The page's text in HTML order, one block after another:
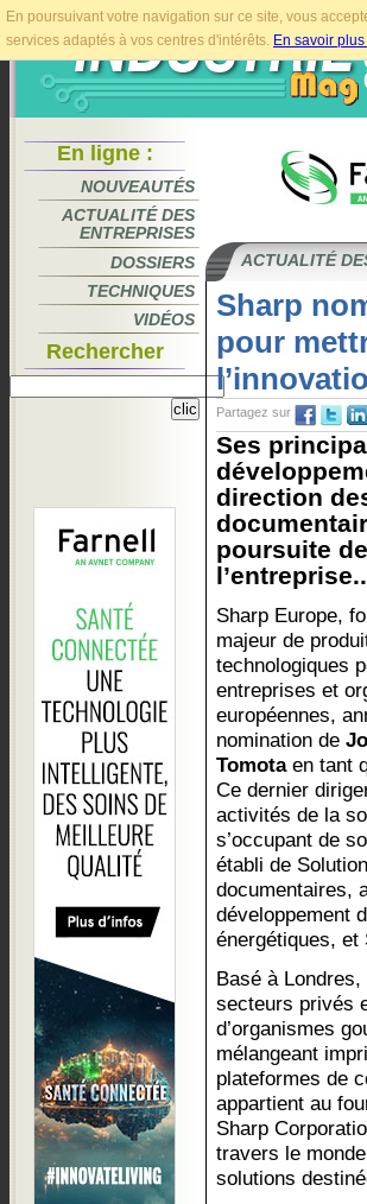
En poursuivant votre navigation sur ce site, vous
services adaptés à vos centres d'intérêts. En savoir
En ligne :
NOUVEAUTÉS
ACTUALITÉ DES
ENTREPRISES
DOSSIERS
TECHNIQUES
VIDÉOS
Rechercher
ACTUALITÉ
Sharp
pour
Partagez sur
Ses
direction
poursuite
Sharp Europe,
majeur de
technologiques
entreprises et
européennes,
nomination de
Tomotaen tant
Ce dernier
activités de la
s’occupant de
établi de
documentaires,
développement
énergétiques, et
Basé à
secteurs privés
d’organismes
mélangeant
plateformes de
appartient au
Sharp
travers le
solutions